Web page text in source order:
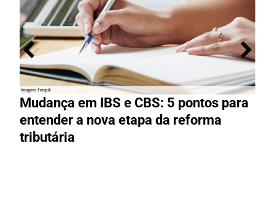
Mudança em IBS e CBS: 5 pontos para
entender a nova etapa da reforma
tributária